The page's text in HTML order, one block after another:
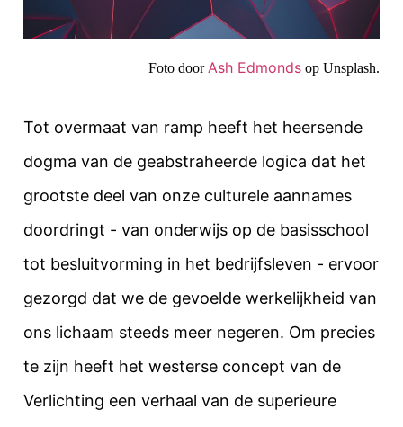
Foto doorAsh Edmonds op Unsplash.
Tot overmaat van ramp heeft het heersende
dogma van de geabstraheerde logica dat het
grootste deel van onze culturele aannames
doordringt - van onderwijs op de basisschool
tot besluitvorming in het bedrijfsleven - ervoor
gezorgd dat we de gevoelde werkelijkheid van
ons lichaam steeds meer negeren. Om precies
te zijn heeft het westerse concept van de
Verlichting een verhaal van de superieure